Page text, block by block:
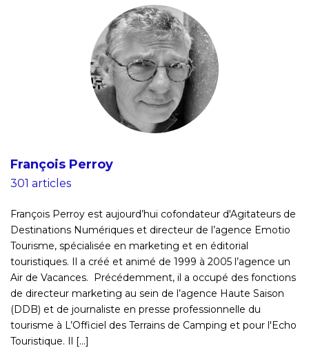
François Perroy
301 articles
François Perroy est aujourd’hui cofondateur d'Agitateurs de
Destinations Numériques et directeur de l’agence Emotio
Tourisme, spécialisée en marketing et en éditorial
touristiques. Il a créé et animé de 1999 à 2005 l’agence un
Air de Vacances. Précédemment, il a occupé des fonctions
de directeur marketing au sein de l’agence Haute Saison
(DDB) et de journaliste en presse professionnelle du
tourisme à L’Officiel des Terrains de Camping et pour l'Echo
Touristique. Il [...]